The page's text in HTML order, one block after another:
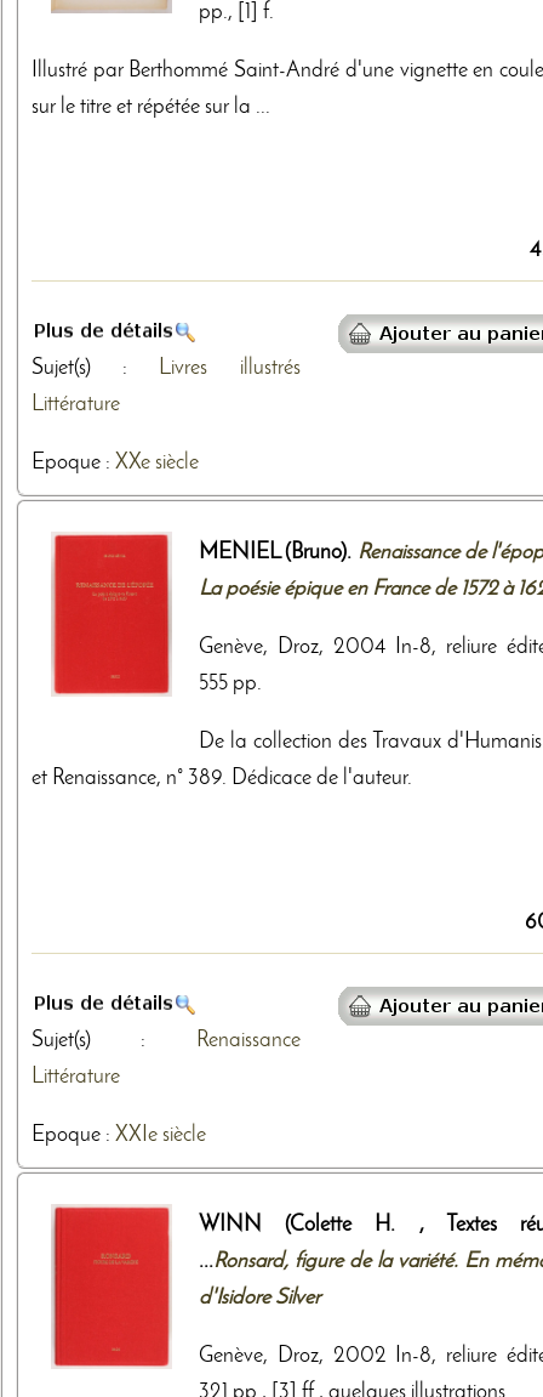
pp., [1] f.
Illustré par Berthommé Saint-André d'une vignette en
sur le titre et répétée sur la ...
Sujet(s) :
Livres illustrés
Littérature
Epoque : XXe siècle
MENIEL (Bruno). Renaissance de
La poésie épique en France de 1572 à
Genève, Droz, 2004 In-8, reliure
555 pp.
De la collection des Travaux
et Renaissance, n° 389. Dédicace de l'auteur.
Sujet(s) :
Renaissance
Littérature
Epoque : XXIe siècle
WINN (Colette H. , Textes
...Ronsard, figure de la variété. En
d'Isidore Silver
Genève, Droz, 2002 In-8, reliure
321 pp., [3] ff., quelques illustrations